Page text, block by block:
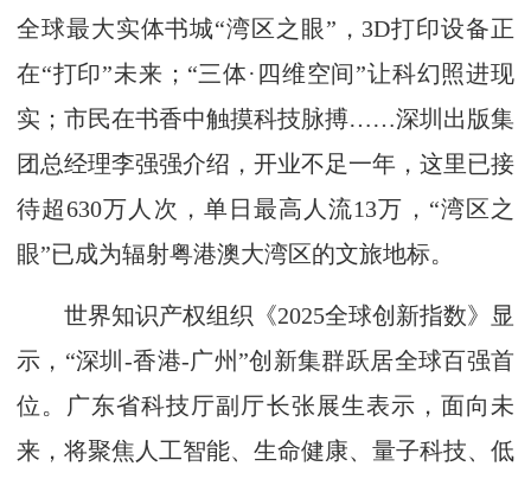
全球最大实体书城“湾区之眼”，3D打印设备正
在“打印”未来；“三体·四维空间”让科幻照进现
实；市民在书香中触摸科技脉搏……深圳出版集
团总经理李强强介绍，开业不足一年，这里已接
待超630万人次，单日最高人流13万，“湾区之
眼”已成为辐射粤港澳大湾区的文旅地标。
世界知识产权组织《2025全球创新指数》显
示，“深圳-香港-广州”创新集群跃居全球百强首
位。广东省科技厅副厅长张展生表示，面向未
来，将聚焦人工智能、生命健康、量子科技、低